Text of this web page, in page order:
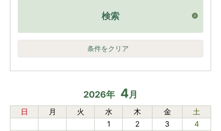
検索
条件をクリア
2026年 4月
日 月 火 水 木 金
土
1
2 3
4